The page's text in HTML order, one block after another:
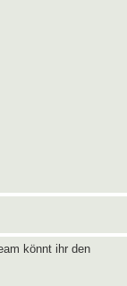
könnt ihr den